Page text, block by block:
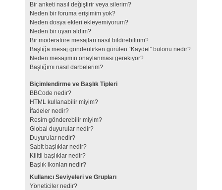
Bir anketi nasıl değiştirir veya silerim?
Neden bir foruma erişimim yok?
Neden dosya ekleri ekleyemiyorum?
Neden bir uyarı aldım?
Bir moderatöre mesajları nasıl bildirebilirim?
Başlığa mesaj gönderilirken görülen “Kaydet” butonu nedir?
Neden mesajımın onaylanması gerekiyor?
Başlığımı nasıl darbelerim?
Biçimlendirme ve Başlık Tipleri
BBCode nedir?
HTML kullanabilir miyim?
İfadeler nedir?
Resim gönderebilir miyim?
Global duyurular nedir?
Duyurular nedir?
Sabit başlıklar nedir?
Kilitli başlıklar nedir?
Başlık ikonları nedir?
Kullanıcı Seviyeleri ve Grupları
Yöneticiler nedir?